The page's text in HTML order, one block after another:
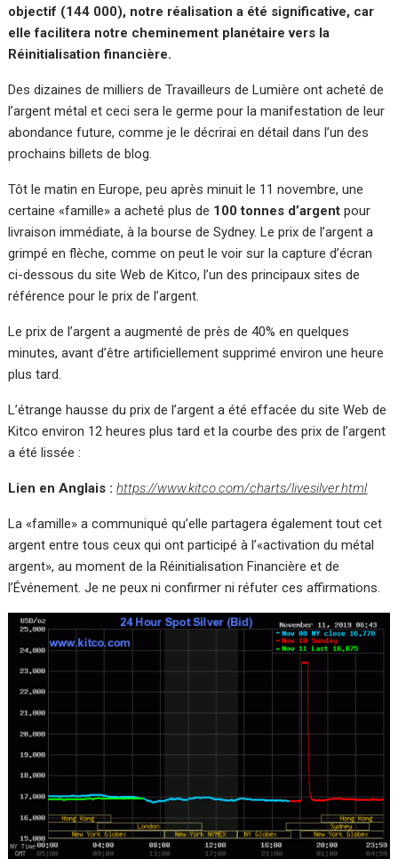
objectif (144 000), notre réalisation a été significative, car
elle facilitera notre cheminement planétaire vers la
Réinitialisation financière.
Des dizaines de milliers de Travailleurs de Lumière ont acheté de
l’argent métal et ceci sera le germe pour la manifestation de leur
abondance future, comme je le décrirai en détail dans l’un des
prochains billets de blog.
Tôt le matin en Europe, peu après minuit le 11 novembre, une
certaine «famille» a acheté plus de 100 tonnes d’argent pour
livraison immédiate, à la bourse de Sydney. Le prix de l’argent a
grimpé en flèche, comme on peut le voir sur la capture d’écran
ci-dessous du site Web de Kitco, l’un des principaux sites de
référence pour le prix de l’argent.
Le prix de l’argent a augmenté de près de 40% en quelques
minutes, avant d’être artificiellement supprimé environ une heure
plus tard.
L’étrange hausse du prix de l’argent a été effacée du site Web de
Kitco environ 12 heures plus tard et la courbe des prix de l’argent
a été lissée :
Lien en Anglais : https://www.kitco.com/charts/livesilver.html
La «famille» a communiqué qu’elle partagera également tout cet
argent entre tous ceux qui ont participé à l’«activation du métal
argent», au moment de la Réinitialisation Financière et de
l’Événement. Je ne peux ni confirmer ni réfuter ces affirmations.